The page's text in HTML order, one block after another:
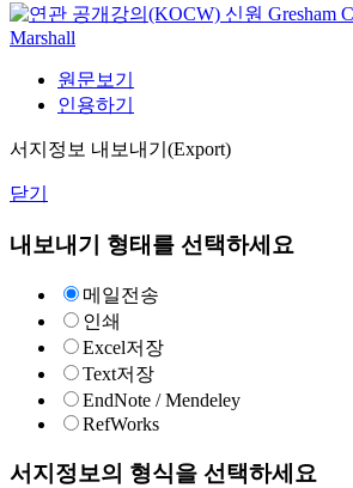
신원 Gresham
Marshall
원문보기
인용하기
서지정보 내보내기(Export)
닫기
내보내기 형태를 선택하세요
메일전송
인쇄
Excel저장
Text저장
EndNote / Mendeley
RefWorks
서지정보의 형식을 선택하세요